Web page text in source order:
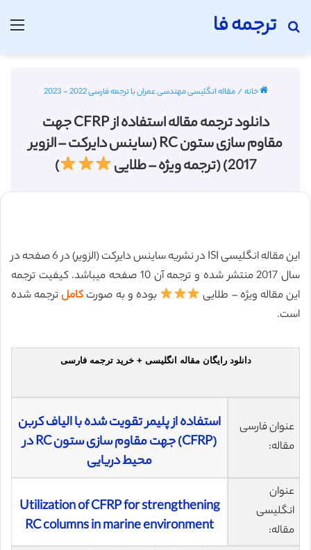
ترجمه فا
جستجو برای
خانه/مقاله انگلیسی مهندسی عمران با ترجمه فارسی 2022 - 2023
دانلود ترجمه مقاله استفاده از CFRP جهت
مقاوم سازی ستون RC (ساینس دایرکت – الزویر
2017) (ترجمه ویژه – طلایی
)
این مقاله انگلیسی ISI در نشریه ساینس دایرکت (الزویر) در 6 صفحه در
سال 2017 منتشر شده و ترجمه آن 10 صفحه میباشد. کیفیت ترجمه
این مقاله ویژه – طلایی
بوده و به صورت کاملترجمه شده
است.
دانلود رایگان مقاله انگلیسی + خرید ترجمه فارسی
عنوان فارسی
مقاله:
استفاده از پلیمر تقویت شده با الیاف کربن
(CFRP) جهت مقاوم سازی ستون RC در
محیط دریایی
عنوان
انگلیسی
مقاله:
Utilization of CFRP for strengthening
RC columns in marine environment